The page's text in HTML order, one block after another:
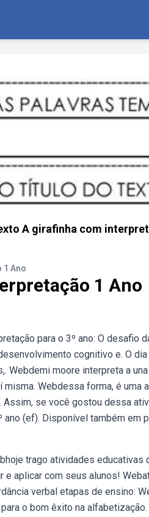
A girafinha com
1 Ano
1 Ano
para o 3º ano: O desafio
cognitivo e. O
Webdemi moore interpreta a
Webdessa forma, é uma
Assim, se você gostou dessa
ano (ef). Disponível também em
trago atividades
e aplicar com seus alunos!
verbal etapas de ensino:
o bom êxito na